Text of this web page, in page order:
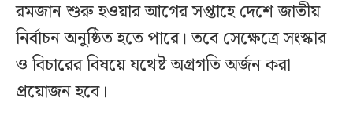
রমজান শুরু হওয়ার আগের সপ্তাহে দেশে জাতীয়
নির্বাচন অনুষ্ঠিত হতে পারে। তবে সেক্ষেত্রে সংস্কার
ও বিচারের বিষয়ে যথেষ্ট অগ্রগতি অর্জন করা
প্রয়োজন হবে।